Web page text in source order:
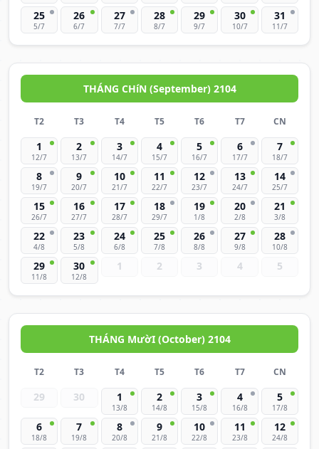
25
5/7
26
6/7
27
7/7
28
8/7
29
9/7
30
10/7
31
11/7
THÁNG CHíN (September) 2104
T2 T3 T4 T5 T6 T7 CN
1
12/7
2
13/7
3
14/7
4
15/7
5
16/7
6
17/7
7
18/7
8
19/7
9
20/7
10
21/7
11
22/7
12
23/7
13
24/7
14
25/7
15
26/7
16
27/7
17
28/7
18
29/7
19
1/8
20
2/8
21
3/8
22
4/8
23
5/8
24
6/8
25
7/8
26
8/8
27
9/8
28
10/8
29
11/8
30
12/8
1 2 3 4 5
THÁNG MườI (October) 2104
T2 T3 T4 T5 T6 T7 CN
29 30 1
13/8
2
14/8
3
15/8
4
16/8
5
17/8
6
18/8
7
19/8
8
20/8
9
21/8
10
22/8
11
23/8
12
24/8